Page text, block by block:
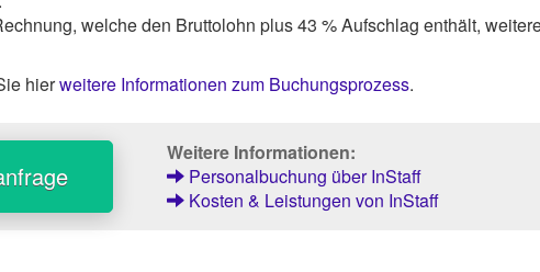
welche den Bruttolohn plus 43 % Aufschlag enthält,
hierweitere Informationen zum Buchungsprozess.
Weitere Informationen:
Personalbuchung über InStaff
Kosten & Leistungen von InStaff